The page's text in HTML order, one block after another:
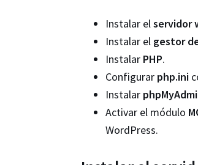
Instalar elservidor
Instalar el gestor
Instalar PHP.
Configurar php.ini
Instalar
Activar el módulo
WordPress.